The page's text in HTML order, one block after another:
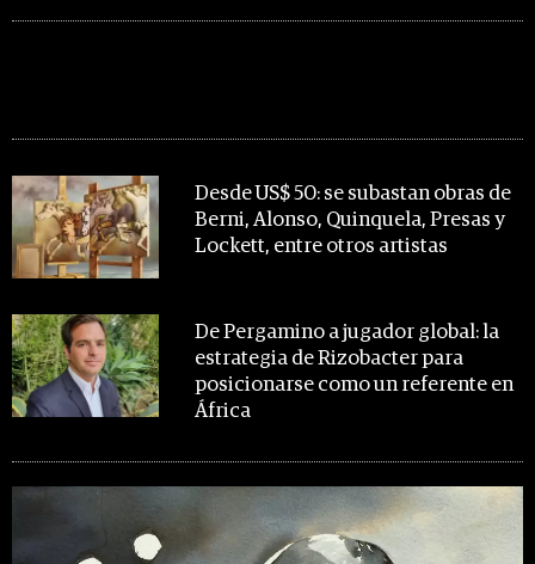
Desde US$ 50: se subastan obras de
Berni, Alonso, Quinquela, Presas y
Lockett, entre otros artistas
De Pergamino a jugador global: la
estrategia de Rizobacter para
posicionarse como un referente en
África